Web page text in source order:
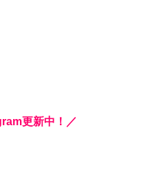
更新中！／